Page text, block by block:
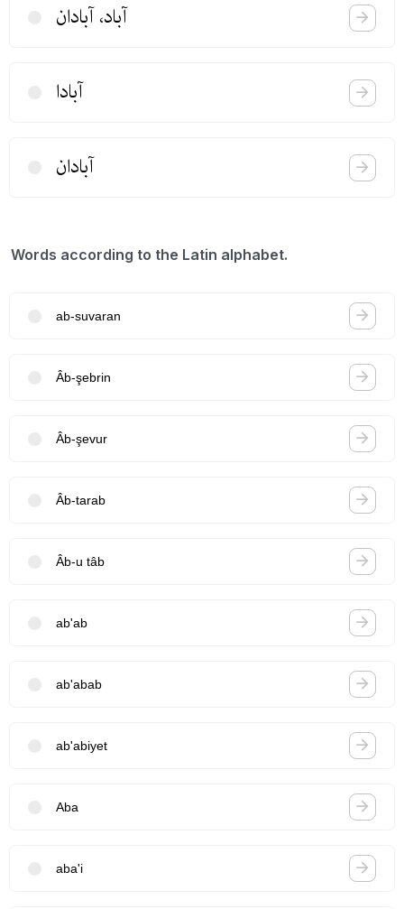
آباد، آبادان
آبادا
آبادان
Words according to the Latin alphabet.
ab-suvaran
Âb-şebrin
Âb-şevur
Âb-tarab
Âb-u tâb
ab'ab
ab'abab
ab'abiyet
Aba
aba'i